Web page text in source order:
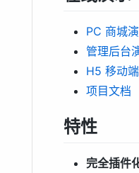
PC 商城
管理后台
H5 移动
项目文档
特性
完全插件